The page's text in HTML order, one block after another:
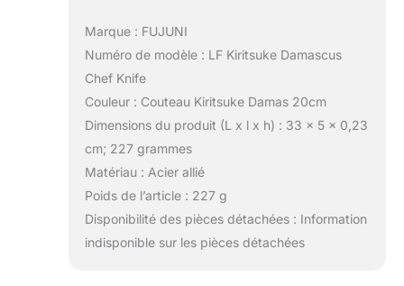
Marque : FUJUNI
Numéro de modèle : LF Kiritsuke Damascus
Chef Knife
Couleur : Couteau Kiritsuke Damas 20cm
Dimensions du produit (L x l x h) : 33 x 5 x 0,23
cm; 227 grammes
Matériau : Acier allié
Poids de l’article : 227 g
Disponibilité des pièces détachées : Information
indisponible sur les pièces détachées